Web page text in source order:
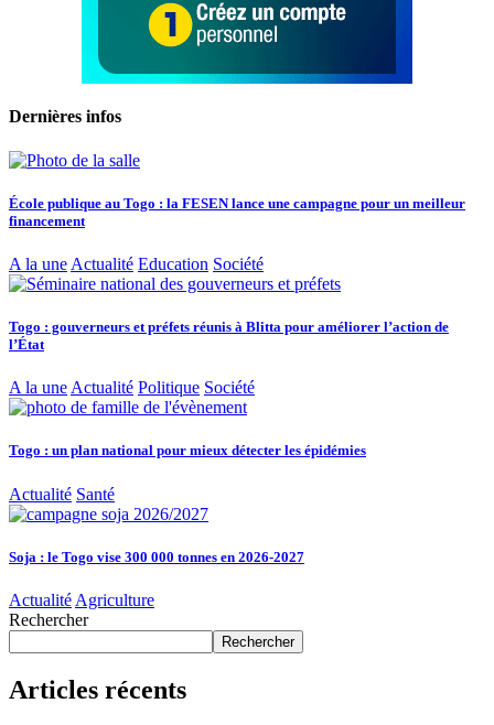
Dernières infos
École publique au Togo : la FESEN lance une campagne pour un meilleur
financement
A la une Actualité Education Société
Togo : gouverneurs et préfets réunis à Blitta pour améliorer l’action de
l’État
A la une Actualité Politique Société
Togo : un plan national pour mieux détecter les épidémies
Actualité Santé
Soja : le Togo vise 300 000 tonnes en 2026-2027
Actualité Agriculture
Rechercher
Rechercher
Articles récents